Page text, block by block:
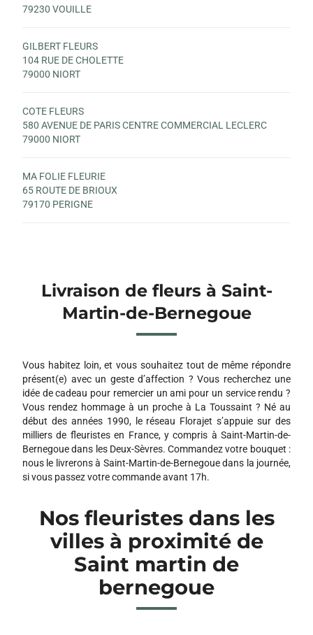
79230 VOUILLE
GILBERT FLEURS
104 RUE DE CHOLETTE
79000 NIORT
COTE FLEURS
580 AVENUE DE PARIS CENTRE COMMERCIAL LECLERC
79000 NIORT
MA FOLIE FLEURIE
65 ROUTE DE BRIOUX
79170 PERIGNE
Livraison de fleurs à Saint-
Martin-de-Bernegoue
Vous habitez loin, et vous souhaitez tout de même répondre
présent(e) avec un geste d’affection ? Vous recherchez une
idée de cadeau pour remercier un ami pour un service rendu ?
Vous rendez hommage à un proche à La Toussaint ? Né au
début des années 1990, le réseau Florajet s’appuie sur des
milliers de fleuristes en France, y compris à Saint-Martin-de-
Bernegoue dans les Deux-Sèvres. Commandez votre bouquet :
nous le livrerons à Saint-Martin-de-Bernegoue dans la journée,
si vous passez votre commande avant 17h.
Nos fleuristes dans les
villes à proximité de
Saint martin de
bernegoue